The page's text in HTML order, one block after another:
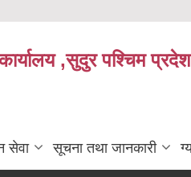
,सुदुर पश्चिम प्रदेश
सेवा सूचना तथा जानकारी